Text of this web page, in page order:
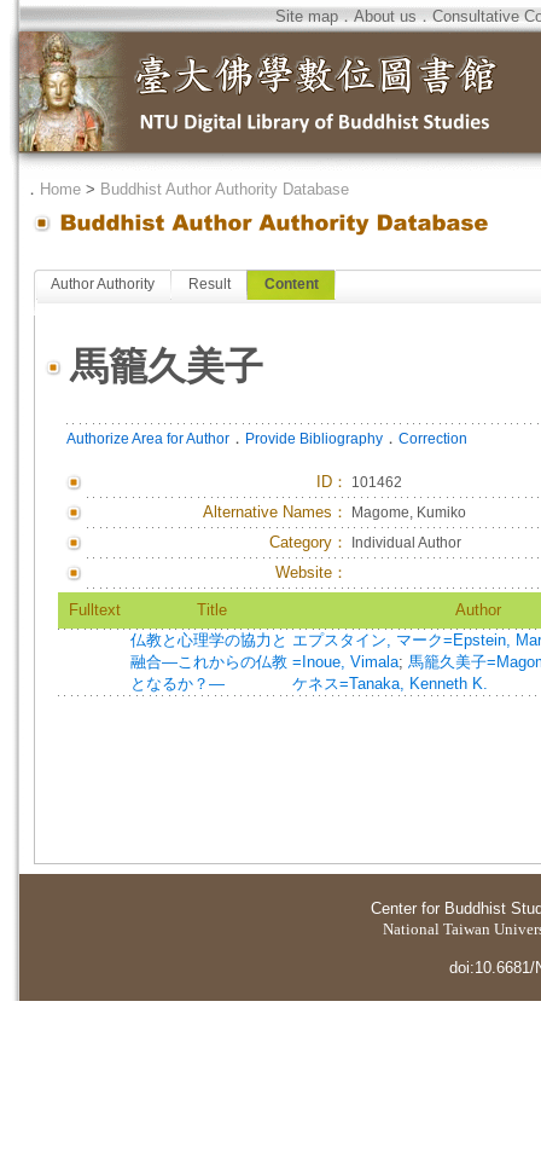
Site map．About us．Consultative
． Home > Buddhist Author Authority Database
Author Authority Result Content
馬籠久美子
Authorize Area for Author ． Provide Bibliography ． Correction
ID ： 101462
Alternative Names： Magome, Kumiko
Category： Individual Author
Website：
Fulltext Title
Author
仏教と心理学の協力と
融合―これからの仏教
となるか？―
エプスタイン, マーク=Epstein,
=Inoue, Vimala; 馬籠久美子
ケネス=Tanaka, Kenneth K.
Center for Buddhist
National Taiwan
doi:10.6681/